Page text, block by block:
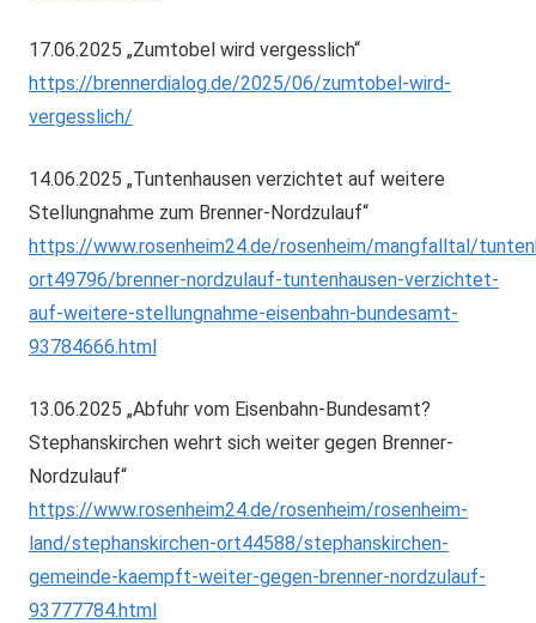
17.06.2025 „Zumtobel wird vergesslich“
https://brennerdialog.de/2025/06/zumtobel-wird-
vergesslich/
14.06.2025 „Tuntenhausen verzichtet auf weitere
Stellungnahme zum Brenner-Nordzulauf“
https://www.rosenheim24.de/rosenheim/mangfalltal/
ort49796/brenner-nordzulauf-tuntenhausen-verzichtet-
auf-weitere-stellungnahme-eisenbahn-bundesamt-
93784666.html
13.06.2025 „Abfuhr vom Eisenbahn-Bundesamt?
Stephanskirchen wehrt sich weiter gegen Brenner-
Nordzulauf“
https://www.rosenheim24.de/rosenheim/rosenheim-
land/stephanskirchen-ort44588/stephanskirchen-
gemeinde-kaempft-weiter-gegen-brenner-nordzulauf-
93777784.html